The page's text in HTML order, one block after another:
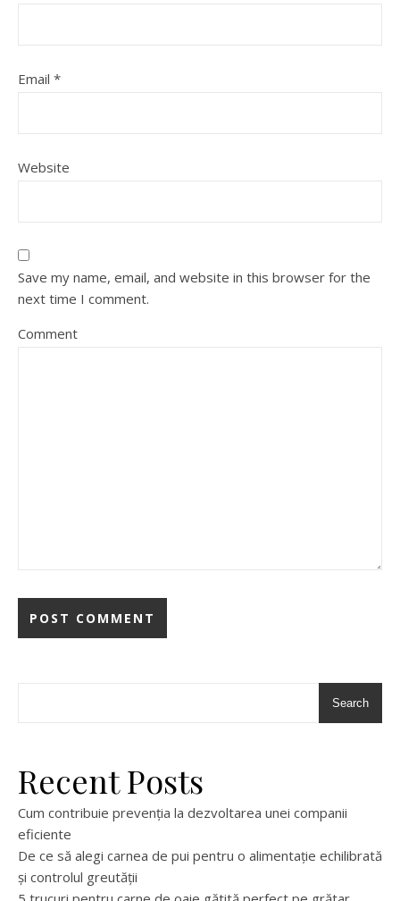
Email *
Website
Save my name, email, and website in this browser for the
next time I comment.
Comment
Search
Recent Posts
Cum contribuie prevenția la dezvoltarea unei companii
eficiente
De ce să alegi carnea de pui pentru o alimentație echilibrată
și controlul greutății